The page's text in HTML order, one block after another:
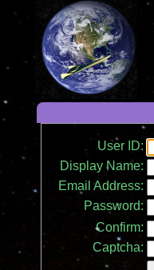
User ID:
Display Name:
Email Address:
Password:
Confirm:
Captcha: